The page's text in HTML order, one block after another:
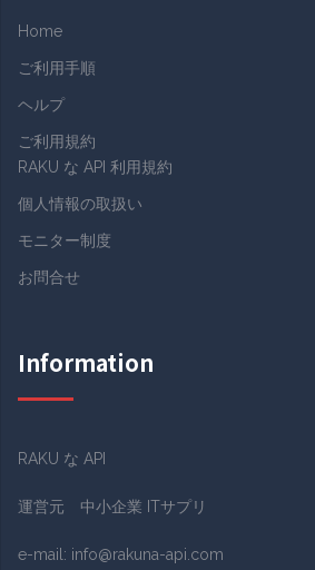
Home
ご利用手順
ヘルプ
ご利用規約
RAKU な API 利用規約
個人情報の取扱い
モニター制度
お問合せ
Information
RAKU な API
運営元 中小企業 ITサプリ
e-mail: info@rakuna-api.com